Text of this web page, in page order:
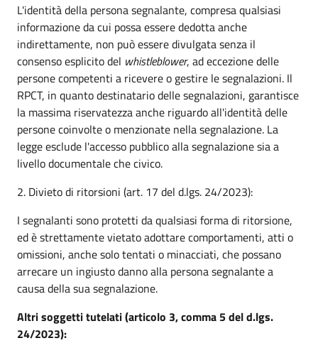
L'identità della persona segnalante, compresa qualsiasi
informazione da cui possa essere dedotta anche
indirettamente, non può essere divulgata senza il
consenso esplicito del whistleblower, ad eccezione delle
persone competenti a ricevere o gestire le segnalazioni. Il
RPCT, in quanto destinatario delle segnalazioni, garantisce
la massima riservatezza anche riguardo all'identità delle
persone coinvolte o menzionate nella segnalazione. La
legge esclude l'accesso pubblico alla segnalazione sia a
livello documentale che civico.
2. Divieto di ritorsioni (art. 17 del d.lgs. 24/2023):
I segnalanti sono protetti da qualsiasi forma di ritorsione,
ed è strettamente vietato adottare comportamenti, atti o
omissioni, anche solo tentati o minacciati, che possano
arrecare un ingiusto danno alla persona segnalante a
causa della sua segnalazione.
Altri soggetti tutelati (articolo 3, comma 5 del d.lgs.
24/2023):